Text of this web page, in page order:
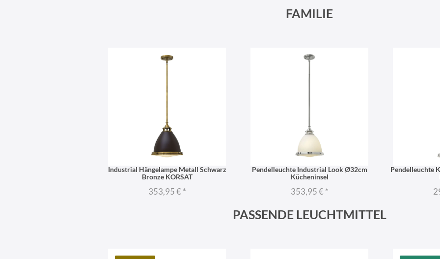
FAMILIE
Industrial Hängelampe Metall Schwarz
Bronze KORSAT
353,95 €*
Pendelleuchte Industrial Look Ø32cm
Kücheninsel
353,95 €*
Pendelleuchte
PASSENDE LEUCHTMITTEL